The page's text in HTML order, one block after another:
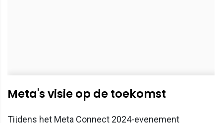
Meta's visie op de toekomst
Tijdens het Meta Connect 2024-evenement